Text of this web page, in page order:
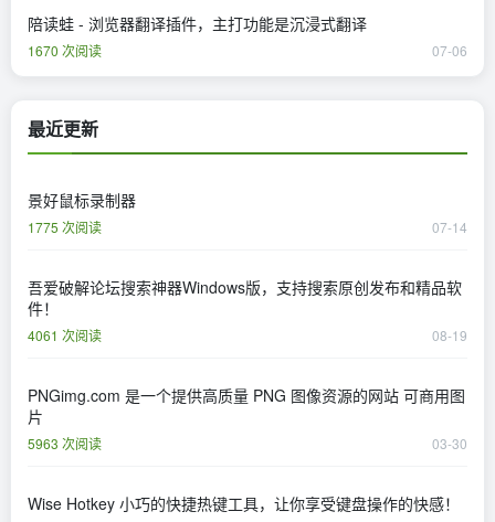
陪读蛙 - 浏览器翻译插件，主打功能是沉浸式翻译
1670 次阅读 07-06
最近更新
景好鼠标录制器
1775 次阅读 07-14
吾爱破解论坛搜索神器Windows版，支持搜索原创发布和精品软
件！
4061 次阅读 08-19
PNGimg.com 是一个提供高质量 PNG 图像资源的网站 可商用图
片
5963 次阅读 03-30
Wise Hotkey 小巧的快捷热键工具，让你享受键盘操作的快感！